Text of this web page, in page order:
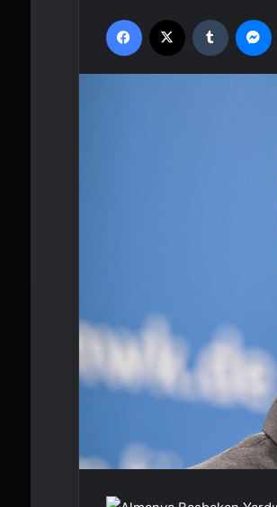
Facebook Tumblr